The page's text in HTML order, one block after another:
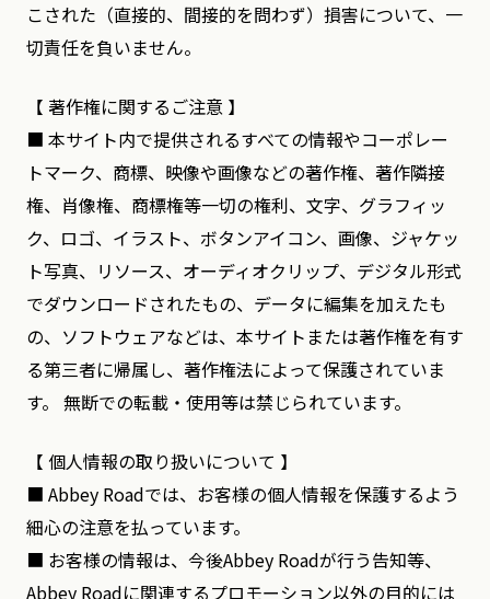
こされた（直接的、間接的を問わず）損害について、一
切責任を負いません。
【 著作権に関するご注意 】
■ 本サイト内で提供されるすべての情報やコーポレー
トマーク、商標、映像や画像などの著作権、著作隣接
権、肖像権、商標権等一切の権利、文字、グラフィッ
ク、ロゴ、イラスト、ボタンアイコン、画像、ジャケッ
ト写真、リソース、オーディオクリップ、デジタル形式
でダウンロードされたもの、データに編集を加えたも
の、ソフトウェアなどは、本サイトまたは著作権を有す
る第三者に帰属し、著作権法によって保護されていま
す。 無断での転載・使用等は禁じられています。
【 個人情報の取り扱いについて 】
■ Abbey Roadでは、お客様の個人情報を保護するよう
細心の注意を払っています。
■ お客様の情報は、今後Abbey Roadが行う告知等、
Abbey Roadに関連するプロモーション以外の目的には